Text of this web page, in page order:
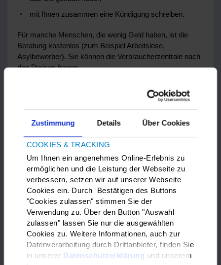
Zustimmung Details Über Cookies
COOKIES & TRACKING
Um Ihnen ein angenehmes Online-Erlebnis zu
ermöglichen und die Leistung der Webseite zu
verbessern, setzen wir auf unserer Webseite
Cookies ein. Durch Bestätigen des Buttons
"Cookies zulassen" stimmen Sie der
Verwendung zu. Über den Button "Auswahl
zulassen" lassen Sie nur die ausgewählten
Cookies zu. Weitere Informationen, auch zur
Datenverarbeitung durch Drittanbieter, finden Sie
in unserer Datenschutzerklärung und unserem
mit Ihnen zusammen eine Kündigung schreiben.
Für manche Menschen, die wenig Geld haben, ist die
Beratung kostenlos (zum Beispiel Arbeitslose,
Asylbewerber). Sie können die Verbraucherzentrale nach
den Preisen fragen.
Bei der Verbraucherzentrale gibt es auchChecklisten
den Verbraucher-Alltag. Sie finden Checklisten zu
folgenden Themen:
Versicherung, Mobilfunk, Wohnung, Shopping im Internet,
Schlüsseldienste und Nahrungsergänzungsmittel.
Die Checklisten sind in mehreren Sprachen verfügbar.
Weitere Informationen finden Sie
hier .
Versicherungen
Es gibt viele verschiedene Versicherungen. Es gibt